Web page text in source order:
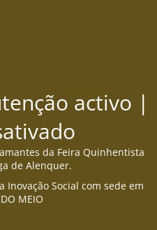
activo |
da Feira Quinhentista
de Alenquer.
Inovação Social com sede em
MEIO